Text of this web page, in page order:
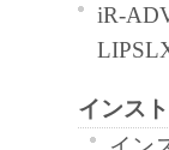
1.
Canon
use
iR-
インス